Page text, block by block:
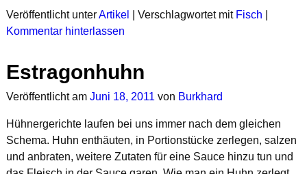
Veröffentlicht unterArtikel Verschlagwortet mit Fisch
Kommentar hinterlassen
Estragonhuhn
Veröffentlicht am Juni 18, 2011 von Burkhard
Hühnergerichte laufen bei uns immer nach dem gleichen
Schema. Huhn enthäuten, in Portionstücke zerlegen, salzen
und anbraten, weitere Zutaten für eine Sauce hinzu tun und